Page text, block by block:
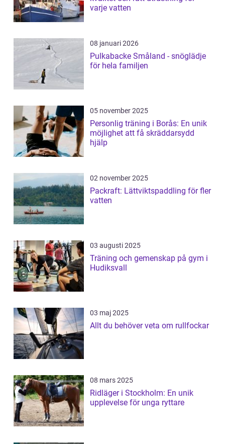
varje vatten
08 januari 2026
Pulkabacke Småland - snöglädje
för hela familjen
05 november 2025
Personlig träning i Borås: En unik
möjlighet att få skräddarsydd
hjälp
02 november 2025
Packraft: Lättviktspaddling för fler
vatten
03 augusti 2025
Träning och gemenskap på gym i
Hudiksvall
03 maj 2025
Allt du behöver veta om rullfockar
08 mars 2025
Ridläger i Stockholm: En unik
upplevelse för unga ryttare